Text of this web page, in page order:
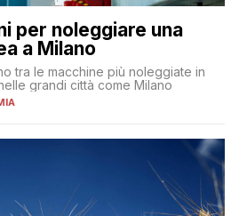
per noleggiare una
a Milano
tra le macchine più noleggiate in
grandi città come Milano